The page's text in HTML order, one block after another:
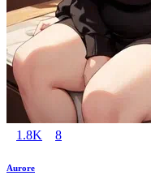
1.8K 8
Aurore